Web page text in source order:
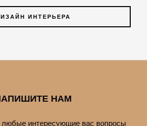
ИНТЕРЬЕРА
НАМ
интересующие вас вопросы